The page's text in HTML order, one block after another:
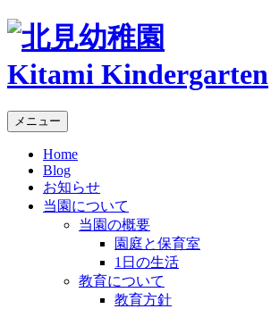
Kitami Kindergarten
メニュー
Home
Blog
お知らせ
当園について
当園の概要
園庭と保育室
1日の生活
教育について
教育方針